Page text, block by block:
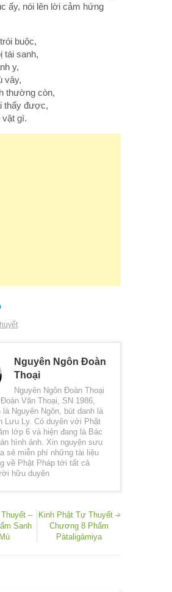
ấy, nói lên lời cảm hứng
buộc,
tái sanh,
y,
vây,
thường còn,
thấy được,
vật gì.
Nguyên Ngôn Đoàn
Thoại
Nguyên Ngôn Đoàn Thoại
Văn Thoại, SN 1986,
là Nguyên Ngôn, bút danh là
Lưu Ly. Có duyên với Phật
lớp 6 và hiện đang là Bác
hình ảnh. Xin nguyện sưu
sẻ miễn phí những tài liệu
về Phật Pháp tới tất cả
hữu duyên
–
Sanh
Kinh Phật Tự Thuyết –
Chương 8 Phẩm
Pàtaligàmiya